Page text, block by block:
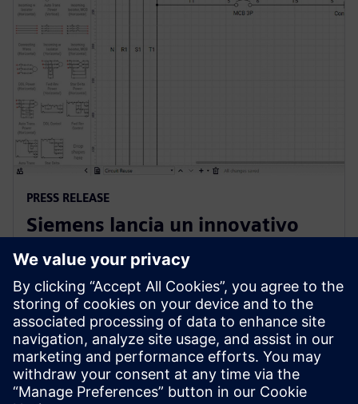
PRESS RELEASE
Siemens lancia un innovativo
software cloud nativo per la
progettazione elettrica
25 ottobre 2022